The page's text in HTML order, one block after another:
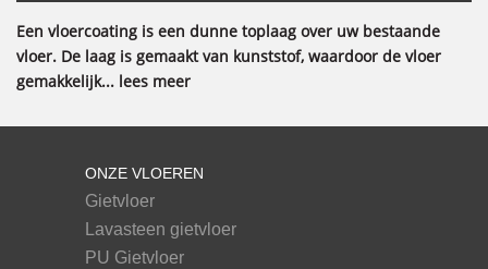
Een vloercoating is een dunne toplaag over uw bestaande
vloer. De laag is gemaakt van kunststof, waardoor de vloer
gemakkelijk... lees meer
ONZE VLOEREN
Gietvloer
Lavasteen gietvloer
PU Gietvloer